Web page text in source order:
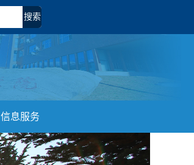
搜索
信息服务